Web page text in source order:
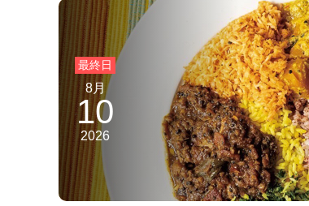
8月
10
2026